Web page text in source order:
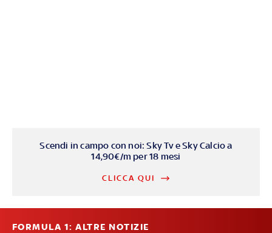
Scendi in campo con noi: Sky Tv e Sky Calcio a
14,90€/m per 18 mesi
CLICCA QUI
FORMULA 1: ALTRE NOTIZIE